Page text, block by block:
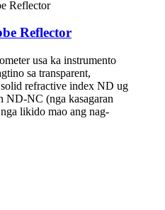
Reflector
usa ka instrumento
sa transparent,
refractive index ND ug
ND-NC (nga kasagaran
likido mao ang nag-